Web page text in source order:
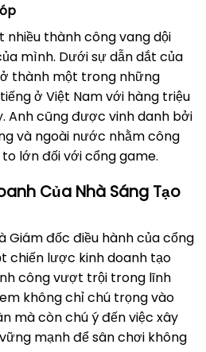
nhiều thành công vang dội
mình. Dưới sự dẫn dắt của
thành một trong những
ở Việt Nam với hàng triệu
Anh cũng được vinh danh bởi
và ngoài nước nhằm công
lớn đối với cổng game.
Của Nhà Sáng Tạo
Giám đốc điều hành của cổng
chiến lược kinh doanh tạo
công vượt trội trong lĩnh
không chỉ chú trọng vào
mà còn chú ý đến việc xây
mạnh để sân chơi không